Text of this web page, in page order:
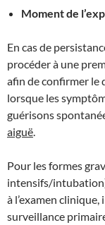
Moment de
En cas de
procéder à une
afin de confirmer le
lorsque les
guérisons
aiguë
Pour les formes
intensifs/
à l’examen
surveillance